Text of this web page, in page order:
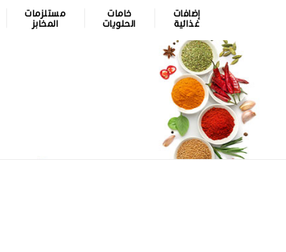
إضافات
غذائية
خامات
الحلويات
مستلزمات
المخابز